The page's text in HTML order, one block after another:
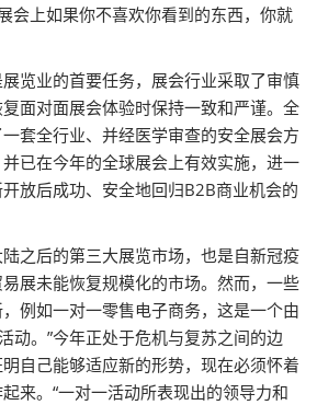
会上如果你不喜欢你看到的东西，你就
览业的首要任务，展会行业采取了审慎
面对面展会体验时保持一致和严谨。全
套全行业、并经医学审查的安全展会方
已在今年的全球展会上有效实施，进一
放后成功、安全地回归B2B商业机会的
之后的第三大展览市场，也是自新冠疫
展未能恢复规模化的市场。然而，一些
例如一对一零售电子商务，这是一个由
动。”今年正处于危机与复苏之间的边
自己能够适应新的形势，现在必须怀着
来。“一对一活动所表现出的领导力和